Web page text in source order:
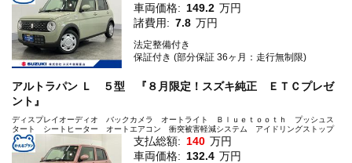
車両価格: 149.2 万円
諸費用: 7.8 万円
法定整備付き
保証付き (部分保証 36ヶ月：走行無制限)
アルトラパン Ｌ ５型 『８月限定！スズキ純正 ＥＴＣプレゼ
ント』
ディスプレイオーディオ バックカメラ オートライト Ｂｌｕｅｔｏｏｔｈ プッシュス
タート シートヒーター オートエアコン 衝突被害軽減システム アイドリングストップ
支払総額: 140 万円
車両価格: 132.4 万円